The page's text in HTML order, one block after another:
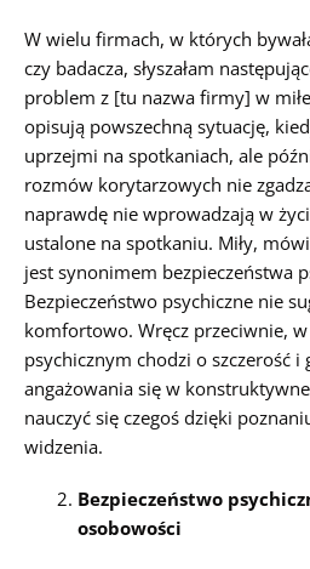
W wielu firmach, w których
czy badacza, słyszałam
problem z [tu nazwa firmy] w
opisują powszechną sytuację,
uprzejmi na spotkaniach, ale
rozmów korytarzowych nie
naprawdę nie wprowadzają w
ustalone na spotkaniu. Miły,
jest synonimem bezpieczeństwa
Bezpieczeństwo psychiczne nie
komfortowo. Wręcz przeciwnie,
psychicznym chodzi o szczerość i
angażowania się w
nauczyć się czegoś dzięki
widzenia.
Bezpieczeństwo
osobowości